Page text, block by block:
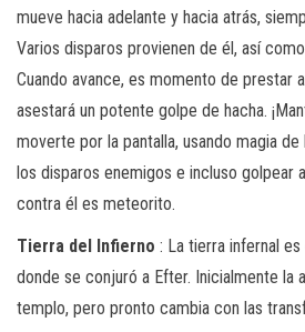
mueve hacia adelante y hacia atrás,
Varios disparos provienen de él, así
Cuando avance, es momento de prestar
asestará un potente golpe de hacha.
moverte por la pantalla, usando magia
los disparos enemigos e incluso golpear
contra él es meteorito.
Tierra del Infierno : La tierra infernal
donde se conjuró a Efter. Inicialmente la
templo, pero pronto cambia con las